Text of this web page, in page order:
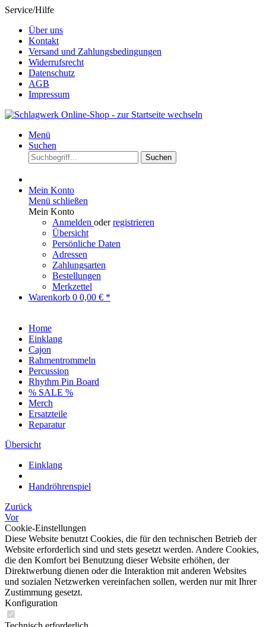
Service/Hilfe
Über uns
Kontakt
Versand und Zahlungsbedingungen
Widerrufsrecht
Datenschutz
AGB
Impressum
Menü
Suchen
Suchen
Mein Konto
Menü schließen
Mein Konto
Anmelden oderregistrieren
Übersicht
Persönliche Daten
Adressen
Zahlungsarten
Bestellungen
Merkzettel
Warenkorb 0 0,00 € *
Home
Einklang
Cajon
Rahmentrommeln
Percussion
Rhythm Pin Board
% SALE %
Merch
Ersatzteile
Reparatur
Übersicht
Einklang
Handröhrenspiel
Zurück
Vor
Cookie-Einstellungen
Diese Website benutzt Cookies, die für den technischen Betrieb der
Website erforderlich sind und stets gesetzt werden. Andere Cookies,
die den Komfort bei Benutzung dieser Website erhöhen, der
Direktwerbung dienen oder die Interaktion mit anderen Websites
und sozialen Netzwerken vereinfachen sollen, werden nur mit Ihrer
Zustimmung gesetzt.
Konfiguration